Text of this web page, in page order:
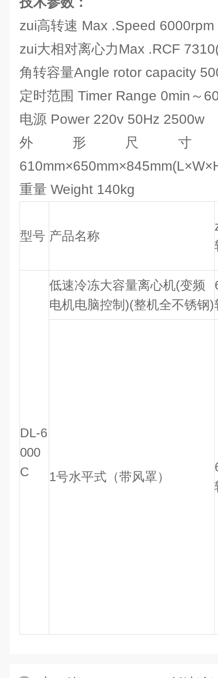
zui高转速 Max .Speed 6000rpm
zui大相对离心力Max .RCF
角转容量Angle rotor capacity
定时范围 Timer Range 0min～
电源 Power 220v 50Hz 2500w
外形尺寸
重量 Weight 140kg
型号 产品名称
DL-6
000
C
低速冷冻大容量离心机(变频
电机电脑控制)(整机全不锈钢)
1号水平式（带风罩）